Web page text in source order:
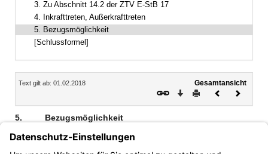
3. Zu Abschnitt 14.2 der ZTV E-StB 17
4. Inkrafttreten, Außerkrafttreten
5. Bezugsmöglichkeit
[Schlussformel]
Inhalt
Text gilt ab: 01.02.2018
Gesamtansicht
Download
DruckenVorheriges
5. Bezugsmöglichkeit
Die ZTV E-StB 17 können unter der FGSV-Nr. 599 bei der